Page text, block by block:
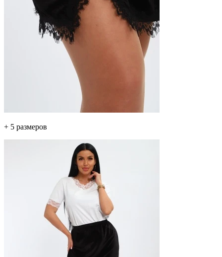
+ 5 размеров